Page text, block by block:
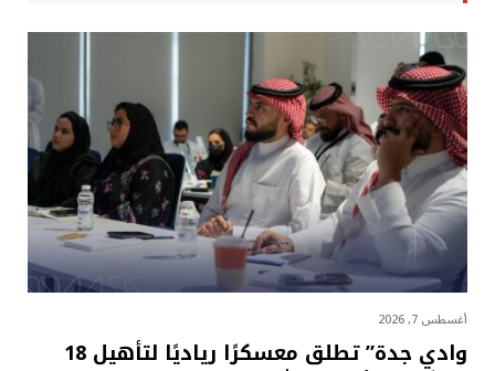
أغسطس 7, 2026
وادي جدة” تطلق معسكرًا رياديًا لتأهيل 18